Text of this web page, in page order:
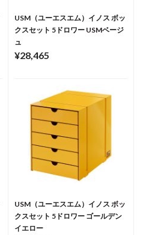
USM（ユーエスエム）イノス ボッ
クスセット 5ドロワー USMベージ
ュ
¥28,465
USM（ユーエスエム）イノス ボッ
クスセット 5ドロワー ゴールデン
イエロー